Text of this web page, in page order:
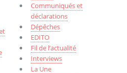
Communiqués et
déclarations
Dépêches
EDITO
Fil de l’actualité
Interviews
La Une